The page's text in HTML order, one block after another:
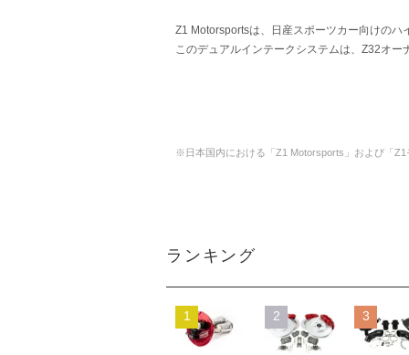
Z1 Motorsportsは、日産スポーツカー向けの
このデュアルインテークシステムは、Z32オ
※日本国内における「Z1 Motorsports」および「
ランキング
1 2 3